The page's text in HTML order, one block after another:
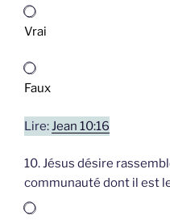
Vrai
Faux
Lire: Jean 10:16
10. Jésus désire
communauté dont il est